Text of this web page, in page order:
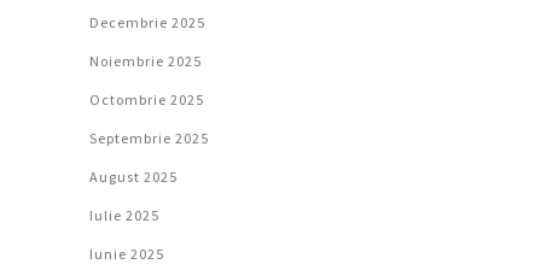
Decembrie 2025
Noiembrie 2025
Octombrie 2025
Septembrie 2025
August 2025
Iulie 2025
Iunie 2025